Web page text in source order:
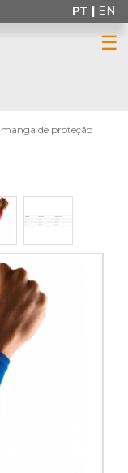
☰
PT | EN
manga de proteção